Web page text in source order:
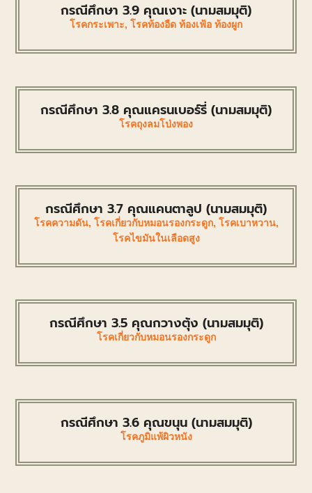
กรณีศึกษา 3.9 คุณเงาะ (นามสมมุติ)
โรคกระเพาะ, โรคท้องอืด ท้องเฟ้อ ท้องผูก
กรณีศึกษา 3.8 คุณแครนเบอร์รี่ (นามสมมุติ)
โรคถุงลมโป่งพอง
กรณีศึกษา 3.7 คุณแคนตาลูป (นามสมมุติ)
โรคความดัน, โรคเกี่ยวกับหมอนรองกระดูก, โรคเบาหวาน,
โรคไขมันในเลือดสูง
กรณีศึกษา 3.5 คุณกวางตุ้ง (นามสมมุติ)
โรคเกี่ยวกับหมอนรองกระดูก
กรณีศึกษา 3.6 คุณขนุน (นามสมมุติ)
โรคภูมิแพ้ผิวหนัง